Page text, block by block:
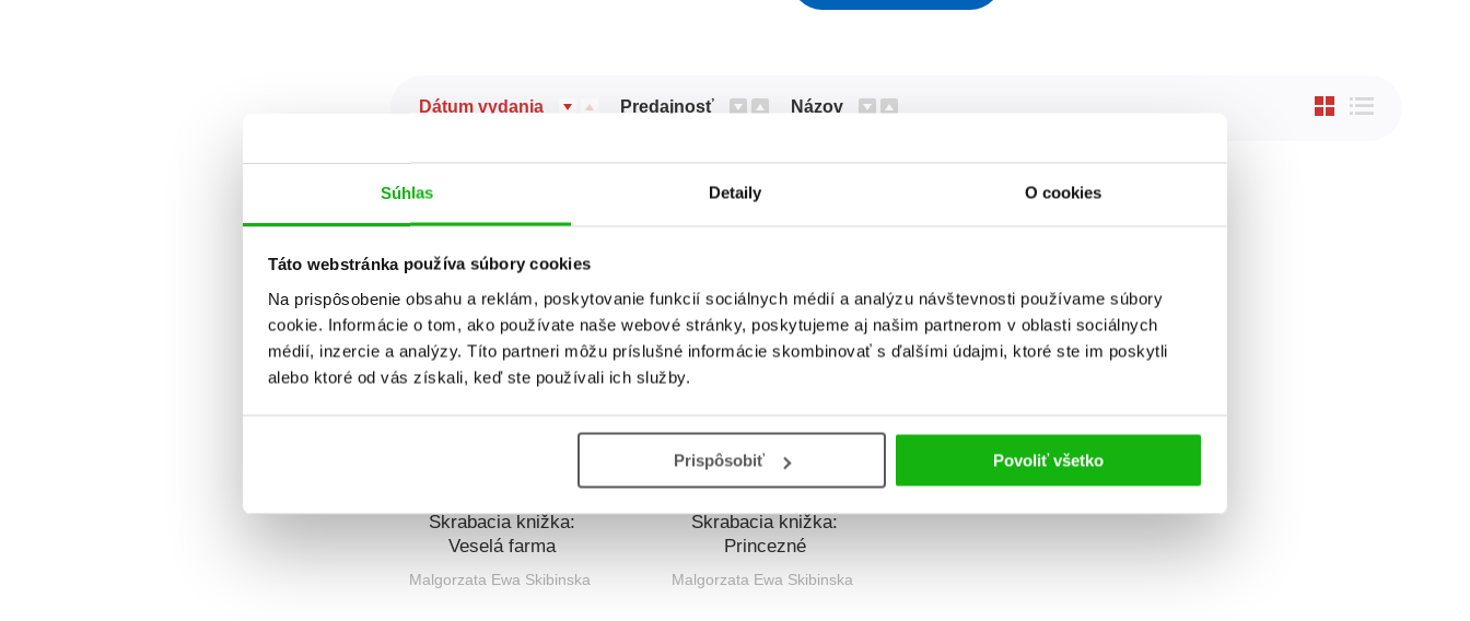
Súhlas Detaily O cookies
Táto webstránka používa súbory cookies
Na prispôsobenie obsahu a reklám, poskytovanie funkcií sociálnych médií a analýzu návštevnosti používame súbory
cookie. Informácie o tom, ako používate naše webové stránky, poskytujeme aj našim partnerom v oblasti sociálnych
médií, inzercie a analýzy. Títo partneri môžu príslušné informácie skombinovať s ďalšími údajmi, ktoré ste im poskytli
alebo ktoré od vás získali, keď ste používali ich služby.
Prispôsobiť Povoliť všetko
Dátum vydania Predajnosť Názov
Škrabacia knižka:
Veselá farma
Malgorzata Ewa Skibinska
Škrabacia knižka:
Princezné
Malgorzata Ewa Skibinska